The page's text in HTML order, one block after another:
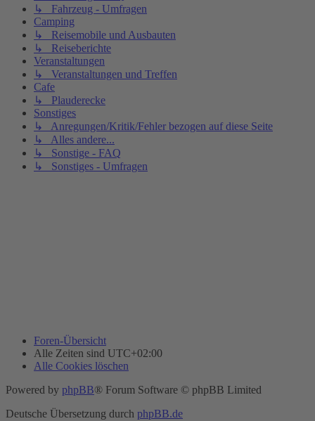
↳ Fahrzeug - Umfragen
Camping
↳ Reisemobile und Ausbauten
↳ Reiseberichte
Veranstaltungen
↳ Veranstaltungen und Treffen
Cafe
↳ Plauderecke
Sonstiges
↳ Anregungen/Kritik/Fehler bezogen auf diese Seite
↳ Alles andere...
↳ Sonstige - FAQ
↳ Sonstiges - Umfragen
Foren-Übersicht
Alle Zeiten sind UTC+02:00
Alle Cookies löschen
Powered by phpBB® Forum Software © phpBB Limited
Deutsche Übersetzung durch phpBB.de